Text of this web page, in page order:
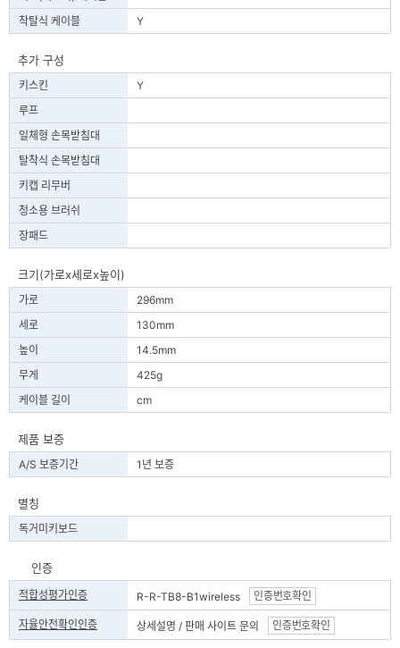
착탈식 케이블
Y
추가 구성
키스킨
Y
루프
일체형 손목받침대
탈착식 손목받침대
키캡 리무버
청소용 브러쉬
장패드
크기(가로x세로x높이)
가로
296mm
세로
130mm
높이
14.5mm
무게
425g
케이블 길이
cm
제품 보증
A/S 보증기간 1년 보증
별칭
독거미키보드
인증
적합성평가인증 R-R-TB8-B1wireless 인증번호확인
자율안전확인인증 상세설명 / 판매 사이트 문의 인증번호확인